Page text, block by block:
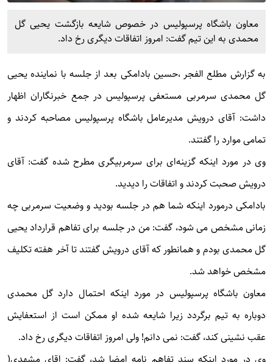
معاون باشگاه پرسپولیس در خصوص شایعه بازگشت یحیی گل
محمدی به این تیم گفت: امروز اتفاقات دیگری رخ داد.
به گزارش مطلع الفجر ،حسین بادامکی بعد از جلسه با نماینده یحیی
گل محمدی سرمربی مستعفی پرسپولیس در جمع خبرنگاران اظهار
داشت: آقای درویش مدیرعامل باشگاه پرسپولیس مصاحبه کردند و
تمامی موارد را گفتند.
وی در مورد اینکه گزینه‌ای برای سرمربیگری مطرح شده گفت: آقای
درویش صحبت کردند و اتفاقات را دیدید.
بادامکی درمورد اینکه شما هم در جلسه بودید و وضعیت سرمربی چه
زمانی مشخص می شود، گفت: من در جلسه برای تفاهم قرارداد یحیی
گل محمدی بودم و همانطور که آقای درویش گفتند تا آخر هفته تکلیف
مشخص خواهد شد.
معاون باشگاه پرسپولیس در مورد اینکه احتمال دارد گل محمدی
دوباره به تیم برگردد زیرا شایعه شده او ممکن است از استعفایش
عقب نشینی کند، گفت: نمی دانم! ولی امروز اتفاقات دیگری رخ داد.